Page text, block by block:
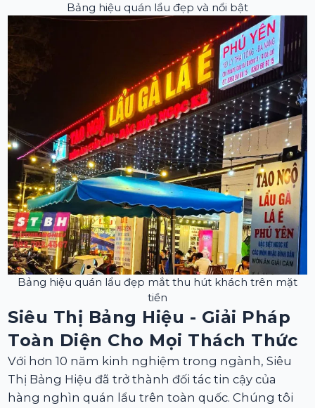
Bảng hiệu quán lẩu đẹp và nổi bật
Bảng hiệu quán lẩu đẹp mắt thu hút khách trên mặt
tiền
Siêu Thị Bảng Hiệu - Giải Pháp
Toàn Diện Cho Mọi Thách Thức
Với hơn 10 năm kinh nghiệm trong ngành, Siêu
Thị Bảng Hiệu đã trở thành đối tác tin cậy của
hàng nghìn quán lẩu trên toàn quốc. Chúng tôi